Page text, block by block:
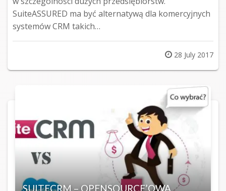
SuiteASSURED ma być alternatywą dla komercyjnych
systemów CRM takich…
Posted
on
28 July 2017
SUITECRM – OPENSOURCE’OWA